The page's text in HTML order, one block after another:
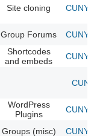
Site cloning CUNY
Group Forums CUNY
Shortcodes
and embeds
CUNY
WordPress
Plugins
CUNY
Groups (misc) CUNY